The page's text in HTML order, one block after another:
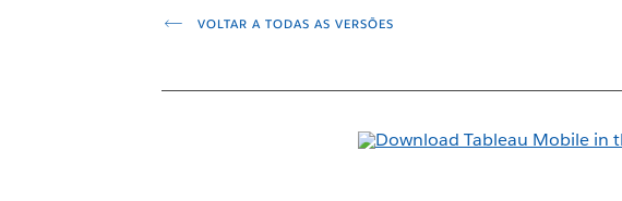
VOLTAR A TODAS AS VERSÕES